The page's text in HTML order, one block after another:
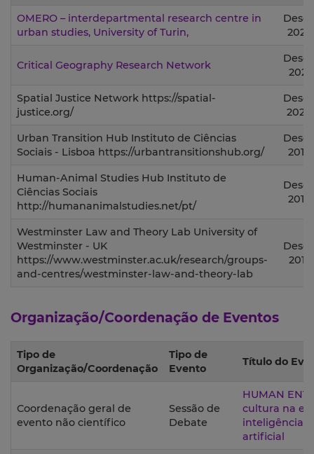
OMERO – interdepartmental research centre in
urban studies, University of Turin,
2023
Critical Geography Research Network
2021
Spatial Justice Network https://spatial-
justice.org/
2020
Urban Transition Hub Instituto de Ciências
Sociais - Lisboa https://urbantransitionshub.org/
2019
Human-Animal Studies Hub Instituto de
Ciências Sociais
http://humananimalstudies.net/pt/
2019
Westminster Law and Theory Lab University of
Westminster - UK
https://www.westminster.ac.uk/research/groups-
and-centres/westminster-law-and-theory-lab
2015
Organização/Coordenação de Eventos
Tipo de
Organização/Coordenação
Tipo de
Evento
Título do
Coordenação geral de
evento não científico
Sessão de
Debate
HUMAN
cultura na
inteligência
artificial